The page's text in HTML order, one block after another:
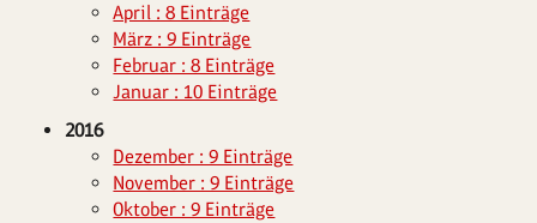
April : 8 Einträge
März : 9 Einträge
Februar : 8 Einträge
Januar : 10 Einträge
2016
Dezember : 9 Einträge
November : 9 Einträge
Oktober : 9 Einträge